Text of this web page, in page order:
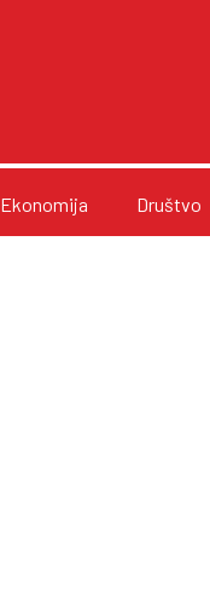
Ekonomija Društvo